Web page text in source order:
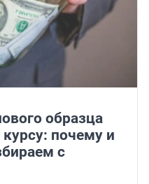
образца
почему и
с